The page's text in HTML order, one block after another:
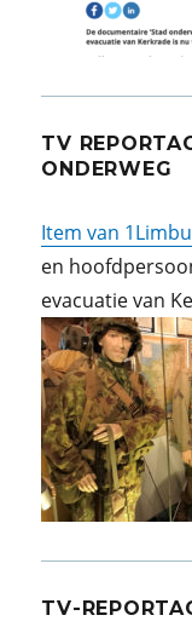
TV
ONDERWEG
Item van
en
evacuatie van
TV-